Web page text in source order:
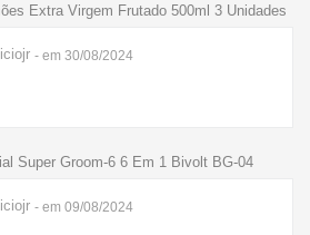
Extra Virgem Frutado 500ml 3 Unidades
- em 30/08/2024
Super Groom-6 6 Em 1 Bivolt BG-04
- em 09/08/2024